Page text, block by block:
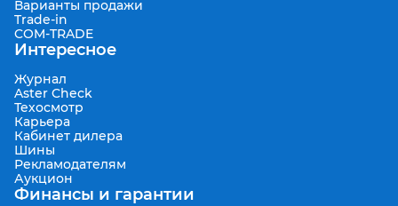
Варианты продажи
Trade-in
COM-TRADE
Интересное
Журнал
Aster Check
Техосмотр
Карьера
Кабинет дилера
Шины
Рекламодателям
Аукцион
Финансы и гарантии